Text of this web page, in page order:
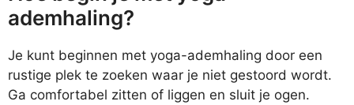
ademhaling?
Je kunt beginnen met yoga-ademhaling door een
rustige plek te zoeken waar je niet gestoord wordt.
Ga comfortabel zitten of liggen en sluit je ogen.